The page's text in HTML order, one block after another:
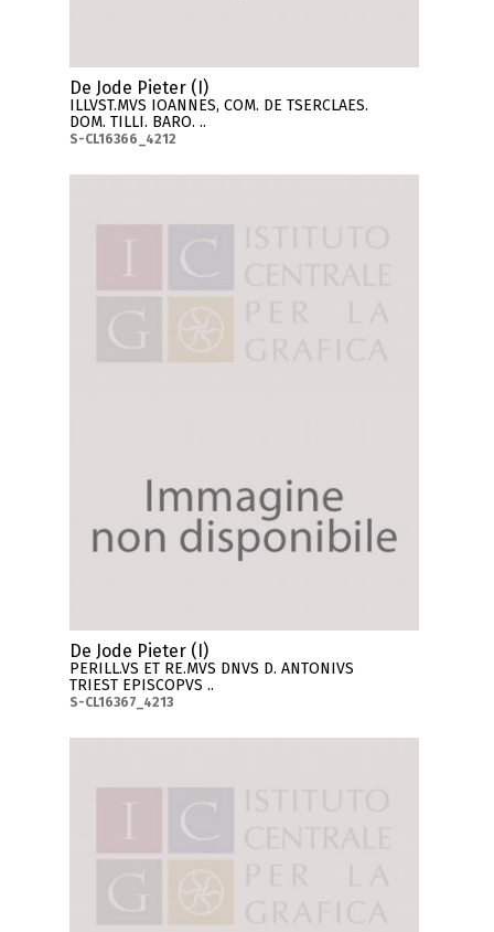
De Jode Pieter (I)
ILLVST.MVS IOANNES, COM. DE TSERCLAES.
DOM. TILLI. BARO. ..
S-CL16366_4212
De Jode Pieter (I)
PERILL.VS ET RE.MVS DNVS D. ANTONIVS
TRIEST EPISCOPVS ..
S-CL16367_4213